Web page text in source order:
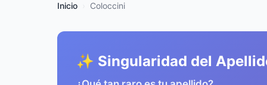
Inicio Coloccini
✨ Singularidad del